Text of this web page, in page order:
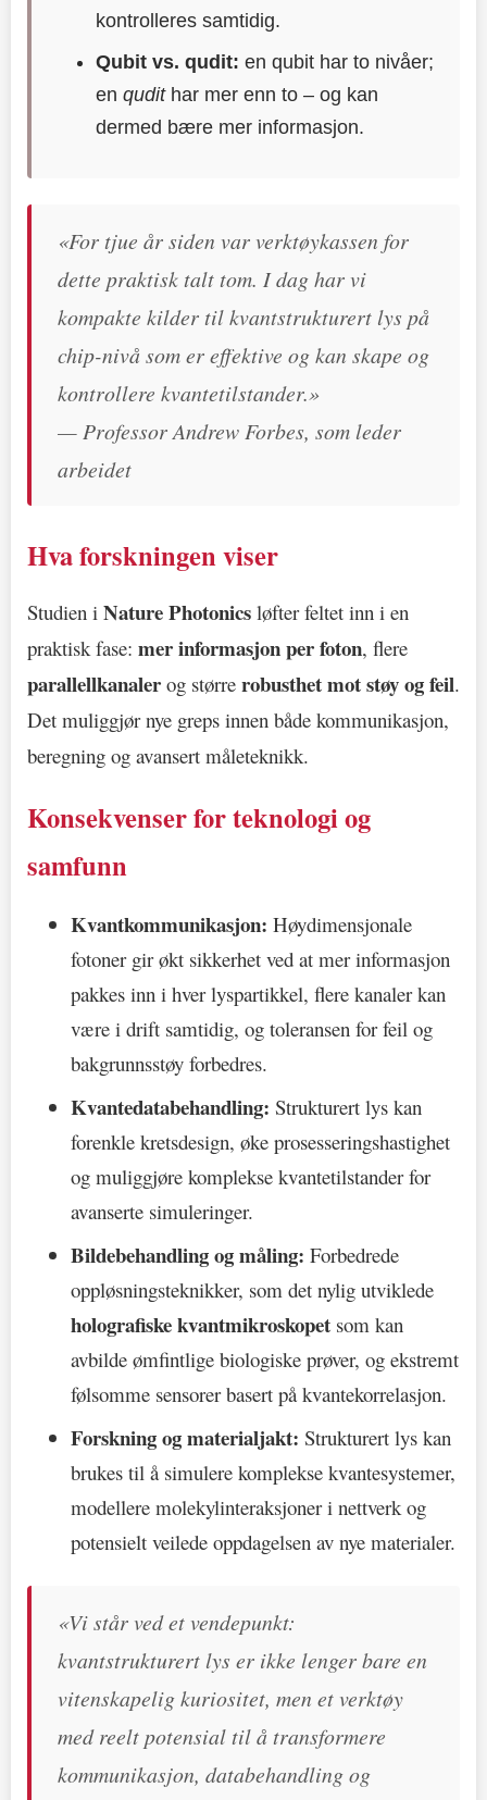
kontrolleres samtidig.
Qubit vs. qudit: en qubit har to nivåer;
enqudithar mer enn to – og kan
dermed bære mer informasjon.
«For tjue år siden var verktøykassen for
dette praktisk talt tom. I dag har vi
kompakte kilder til kvantstrukturert lys på
chip-nivå som er effektive og kan skape og
kontrollere kvantetilstander.»
— Professor Andrew Forbes, som leder
arbeidet
Hva forskningen viser
Studien i Nature Photonics løfter feltet inn i en
praktisk fase: mer informasjon per foton, flere
parallellkanaler og større robusthet mot støy og feil.
Det muliggjør nye greps innen både kommunikasjon,
beregning og avansert måleteknikk.
Konsekvenser for teknologi og
samfunn
Kvantkommunikasjon: Høydimensjonale
fotoner gir økt sikkerhet ved at mer informasjon
pakkes inn i hver lyspartikkel, flere kanaler kan
være i drift samtidig, og toleransen for feil og
bakgrunnsstøy forbedres.
Kvantedatabehandling: Strukturert lys kan
forenkle kretsdesign, øke prosesseringshastighet
og muliggjøre komplekse kvantetilstander for
avanserte simuleringer.
Bildebehandling og måling: Forbedrede
oppløsningsteknikker, som det nylig utviklede
holografiske kvantmikroskopet som kan
avbilde ømfintlige biologiske prøver, og ekstremt
følsomme sensorer basert på kvantekorrelasjon.
Forskning og materialjakt: Strukturert lys kan
brukes til å simulere komplekse kvantesystemer,
modellere molekylinteraksjoner i nettverk og
potensielt veilede oppdagelsen av nye materialer.
«Vi står ved et vendepunkt:
kvantstrukturert lys er ikke lenger bare en
vitenskapelig kuriositet, men et verktøy
med reelt potensial til å transformere
kommunikasjon, databehandling og